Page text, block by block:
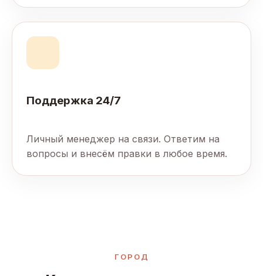
Поддержка 24/7
Личный менеджер на связи. Ответим на
вопросы и внесём правки в любое время.
ГОРОД